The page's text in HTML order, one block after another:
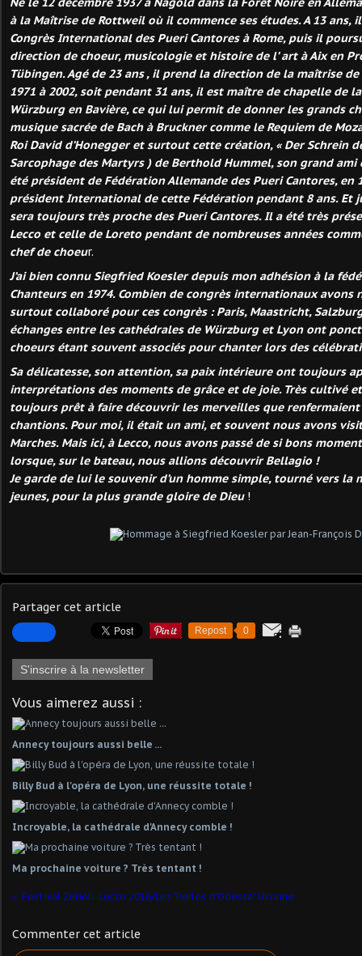
à la Maîtrise de Rottweil où il commence ses études. A 13 ans,
Congrès International des Pueri Cantores à Rome, puis il
direction de choeur, musicologie et histoire de l’ art à Aix en
Tübingen. Agé de 23 ans , il prend la direction de la maîtrise
1971 à 2002, soit pendant 31 ans, il est maître de chapelle de
Würzburg en Bavière, ce qui lui permit de donner les grands
musique sacrée de Bach à Bruckner comme le Requiem de
Roi David d’Honegger et surtout cette création, « Der Schrein
Sarcophage des Martyrs ) de Berthold Hummel, son grand ami
été président de Fédération Allemande des Pueri Cantores, en
président International de cette Fédération pendant 8 ans. Et
sera toujours très proche des Pueri Cantores. Il a été très
Lecco et celle de Loreto pendant de nombreuses années
chef de choeur.
J’ai bien connu Siegfried Koesler depuis mon adhésion à la
Chanteurs en 1974. Combien de congrès internationaux avons
surtout collaboré pour ces congrès : Paris, Maastricht,
échanges entre les cathédrales de Würzburg et Lyon ont
choeurs étant souvent associés pour chanter lors des
Sa délicatesse, son attention, sa paix intérieure ont toujours
interprétations des moments de grâce et de joie. Très cultivé
toujours prêt à faire découvrir les merveilles que
chantions. Pour moi, il était un ami, et souvent nous avons
Marches. Mais ici, à Lecco, nous avons passé de si bons
lorsque, sur le bateau, nous allions découvrir Bellagio !
Je garde de lui le souvenir d’un homme simple, tourné vers la
jeunes, pour la plus grande gloire de Dieu !
Partager cet article
Repost 0
S'inscrire à la newsletter
Vous aimerez aussi :
Annecy toujours aussi belle ...
Billy Bud à l'opéra de Lyon, une réussite totale !
Incroyable, la cathédrale d'Annecy comble !
Ma prochaine voiture ? Très tentant !
Festival Zelioli-Lecco 2016/Les "Perles d'Odessa" Ukraine
Commenter cet article